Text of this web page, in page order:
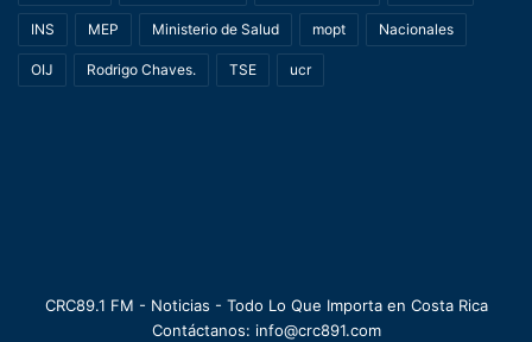
INS MEP Ministerio de Salud mopt Nacionales
OIJ Rodrigo Chaves. TSE ucr
CRC89.1 FM - Noticias - Todo Lo Que Importa en Costa Rica
Contáctanos: info@crc891.com